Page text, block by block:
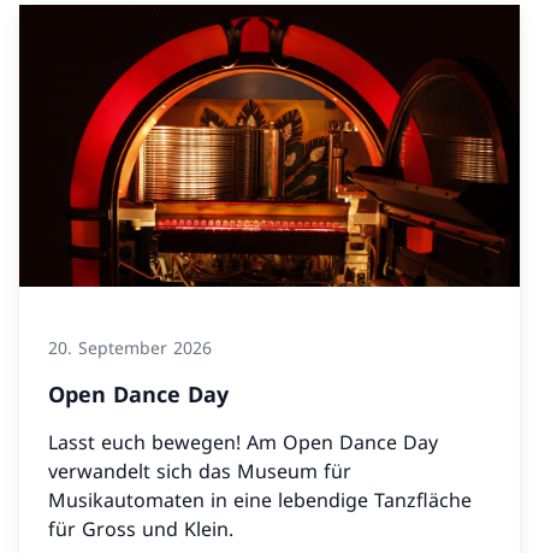
20. September 2026
Open Dance Day
Lasst euch bewegen! Am Open Dance Day
verwandelt sich das Museum für
Musikautomaten in eine lebendige Tanzfläche
für Gross und Klein.